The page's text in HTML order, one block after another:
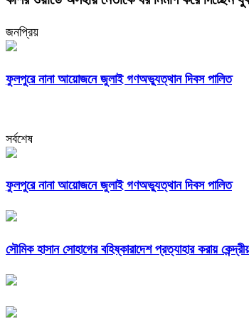
জনপ্রিয়
ফুলপুরে নানা আয়োজনে জুলাই গণঅভ্যুত্থান দিবস পালিত
সর্বশেষ
ফুলপুরে নানা আয়োজনে জুলাই গণঅভ্যুত্থান দিবস পালিত
সৌমিক হাসান সোহাগের বহিষ্কারাদেশ প্রত্যাহার করায়